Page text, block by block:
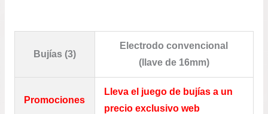
Bujías (3)
Electrodo convencional
(llave de 16mm)
Promociones
Lleva el juego de bujías a un
precio exclusivo web